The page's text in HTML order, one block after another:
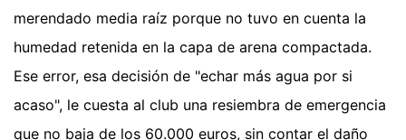
merendado media raíz porque no tuvo en cuenta la
humedad retenida en la capa de arena compactada.
Ese error, esa decisión de "echar más agua por si
acaso", le cuesta al club una resiembra de emergencia
que no baja de los 60.000 euros, sin contar el daño